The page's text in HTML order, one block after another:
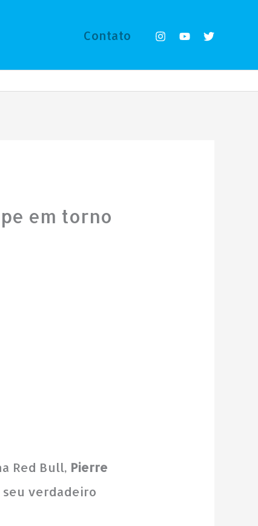
Contato
em torno
Red Bull, Pierre
verdadeiro